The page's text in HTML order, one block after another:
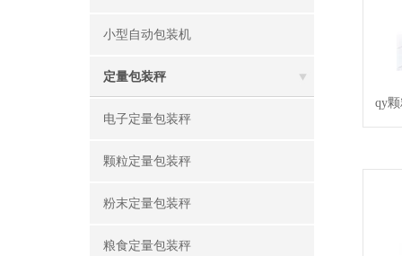
小型自动包装机
定量包装秤
电子定量包装秤
颗粒定量包装秤
粉末定量包装秤
粮食定量包装秤
qy